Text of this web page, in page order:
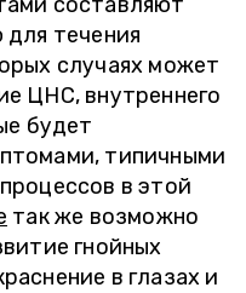
течения
случаях может
ЦНС, внутреннего
будет
типичными
в этой
так же возможно
гнойных
в глазах и